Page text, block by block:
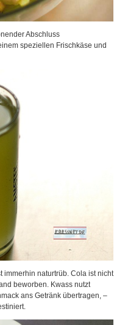
Abschluss
speziellen Frischkäse und
immerhin naturtrüb. Cola ist nicht
beworben. Kwass nutzt
ans Getränk übertragen, –